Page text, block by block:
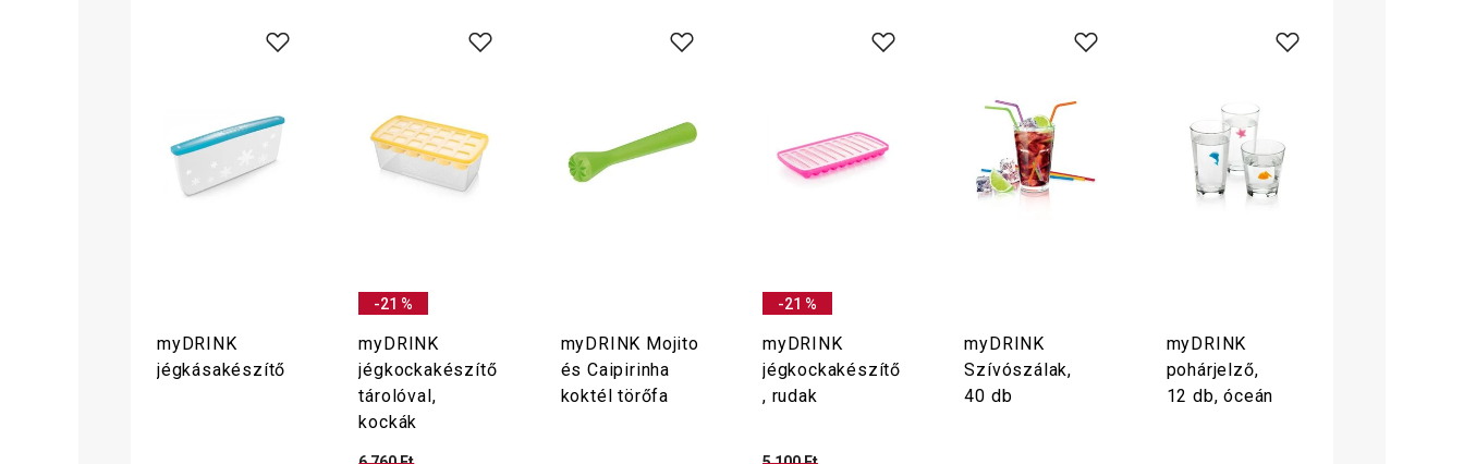
myDRINK
jégkásakészítő
-21 %
myDRINK
jégkockakészítő
tárolóval,
kockák
myDRINK Mojito
és Caipirinha
koktél törőfa
-21 %
myDRINK
jégkockakészítő
, rudak
myDRINK
Szívószálak,
40 db
myDRINK
pohárjelző,
12 db, óceán